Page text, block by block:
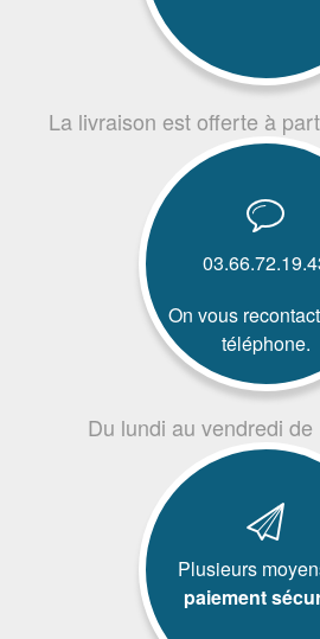
La livraison est offerte à
On vous
téléphone.
Du lundi au vendredi
Plusieurs
paiement